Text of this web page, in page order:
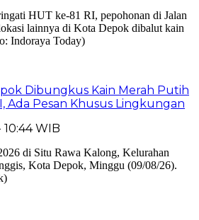
Dibungkus Kain Merah Putih
Ada Pesan Khusus Lingkungan
10:44 WIB